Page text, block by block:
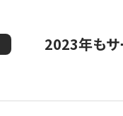
2023年もサ